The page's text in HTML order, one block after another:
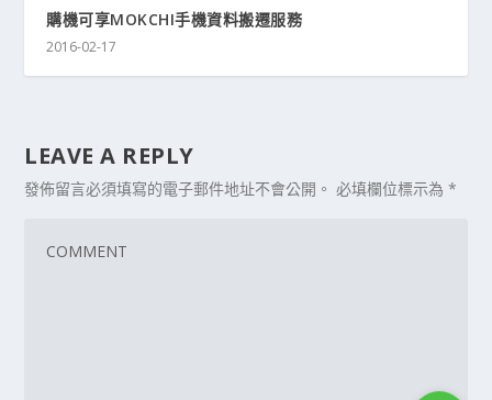
購機可享MOKCHI手機資料搬遷服務
2016-02-17
LEAVE A REPLY
發佈留言必須填寫的電子郵件地址不會公開。 必填欄位標示為*